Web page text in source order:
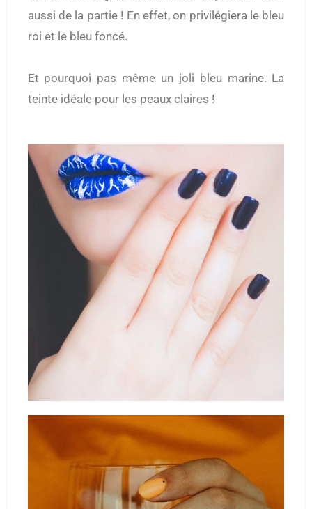
aussi de la partie ! En effet, on privilégiera le bleu
roi et le bleu foncé.
Et pourquoi pas même un joli bleu marine. La
teinte idéale pour les peaux claires !